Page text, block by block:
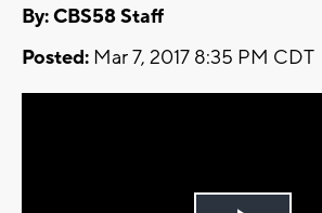
By: CBS58 Staff
Posted: Mar 7, 2017 8:35 PM CDT